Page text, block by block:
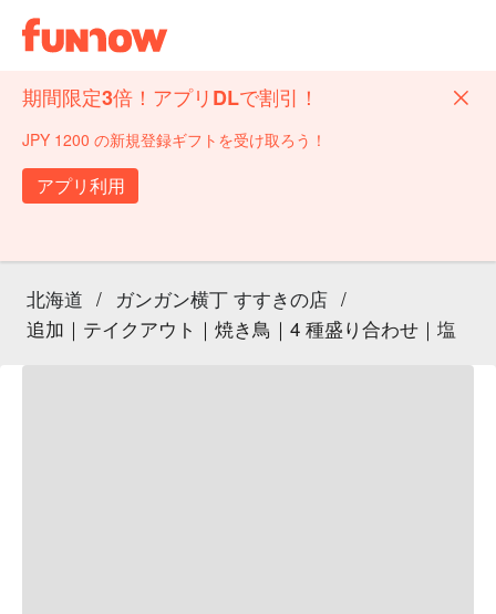
期間限定3倍！アプリDLで割引！
JPY 1200 の新規登録ギフトを受け取ろう！
アプリ利用
北海道 / ガンガン横丁 すすきの店 /
追加｜テイクアウト｜焼き鳥｜4 種盛り合わせ｜塩